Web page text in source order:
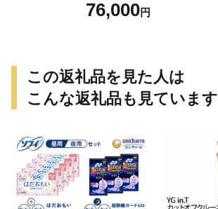
76,000円
この返礼品を見た人は
こんな返礼品も見ています